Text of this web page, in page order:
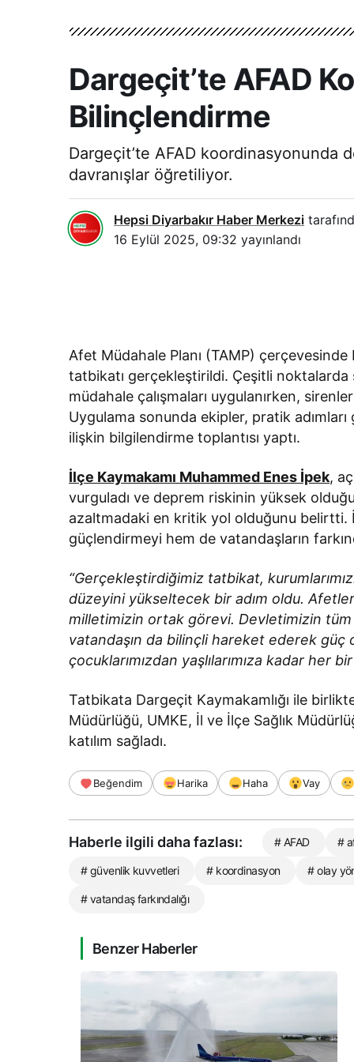
Dargeçit’te AFAD
Bilinçlendirme
Dargeçit’te AFAD koordinasyonunda
davranışlar öğretiliyor.
Hepsi Diyarbakır Haber Merkezi
16 Eylül 2025, 09:32 yayınlandı
Afet Müdahale Planı (TAMP)
tatbikatı gerçekleştirildi. Çeşitli
müdahale çalışmaları uygulanırken,
Uygulama sonunda ekipler, pratik
ilişkin bilgilendirme toplantısı yaptı.
İlçe Kaymakamı Muhammed Enes İpek,
vurguladı ve deprem riskinin yüksek
azaltmadaki en kritik yol olduğunu belirtti.
güçlendirmeyi hem de vatandaşların
“Gerçekleştirdiğimiz tatbikat,
düzeyini yükseltecek bir adım oldu.
milletimizin ortak görevi. Devletimizin tüm
vatandaşın da bilinçli hareket ederek güç
çocuklarımızdan yaşlılarımıza kadar her
Tatbikata Dargeçit Kaymakamlığı ile
Müdürlüğü, UMKE, İl ve İlçe Sağlık
katılım sağladı.
Beğendim Harika Haha Vay
Haberle ilgili daha fazlası: # AFAD #
# güvenlik kuvvetleri # koordinasyon # olay
# vatandaş farkındalığı
Benzer Haberler